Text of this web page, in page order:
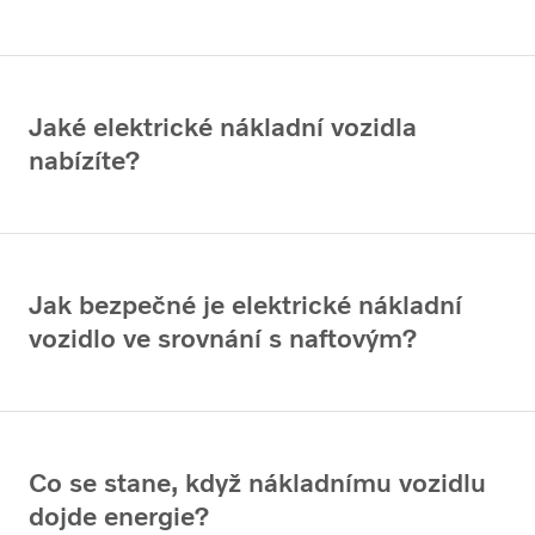
Jaké elektrické nákladní vozidla
nabízíte?
Jak bezpečné je elektrické nákladní
vozidlo ve srovnání s naftovým?
Co se stane, když nákladnímu vozidlu
dojde energie?